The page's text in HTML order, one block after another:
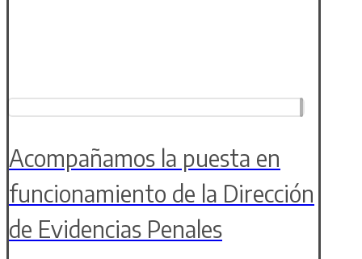
Acompañamos la puesta en
funcionamiento de la Dirección
de Evidencias Penales